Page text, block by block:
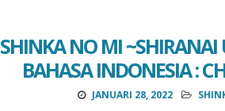
SHINKA NO MI ~SHIRANAI
BAHASA INDONESIA :
JANUARI 28, 2022